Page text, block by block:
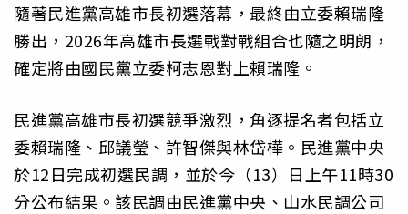
隨著民進黨高雄市長初選落幕，最終由立委賴瑞隆
勝出，2026年高雄市長選戰對戰組合也隨之明朗，
確定將由國民黨立委柯志恩對上賴瑞隆。
民進黨高雄市長初選競爭激烈，角逐提名者包括立
委賴瑞隆、邱議瑩、許智傑與林岱樺。民進黨中央
於12日完成初選民調，並於今（13）日上午11時30
分公布結果。該民調由民進黨中央、山水民調公司